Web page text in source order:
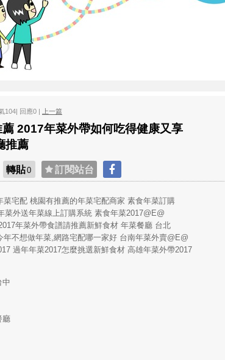
104| 回應0 | 上一篇
2017年菜外帶如何吃得健康又享
推薦
轉貼0 訂閱站台
菜宅配 桃園有推薦的年菜宅配商家 素食年菜訂購
菜外送年菜線上訂購系統 素食年菜2017@E@
年菜外帶食譜請推薦新鮮食材 年菜餐廳 台北
年不想做年菜,網路宅配哪一家好 台南年菜外賣@E@
過年年菜2017怎麼挑選新鮮食材 高雄年菜外帶2017
中
廳